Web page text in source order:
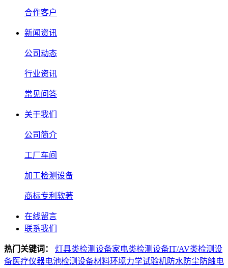
合作客户
新闻资讯
公司动态
行业资讯
常见问答
关于我们
公司简介
工厂车间
加工检测设备
商标专利软著
在线留言
联系我们
热门关键词： 灯具类检测设备家电类检测设备IT/AV类检测设
备医疗仪器电池检测设备材料环境力学试验机防水防尘防触电